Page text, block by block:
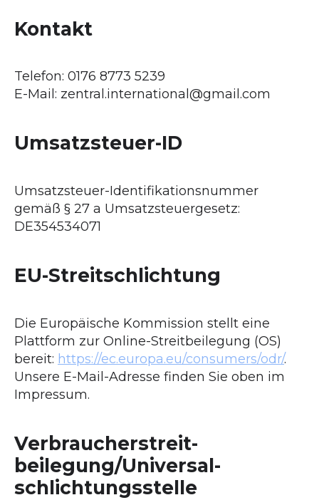
Kontakt
Telefon: 0176 8773 5239
E-Mail: zentral.international@gmail.com
Umsatzsteuer-ID
Umsatzsteuer-Identifikationsnummer
gemäß § 27 a Umsatzsteuergesetz:
DE354534071
EU-Streitschlichtung
Die Europäische Kommission stellt eine
Plattform zur Online-Streitbeilegung (OS)
bereit: https://ec.europa.eu/consumers/odr/.
Unsere E-Mail-Adresse finden Sie oben im
Impressum.
Verbraucher­streit­
beilegung/Universal­
schlichtungs­stelle